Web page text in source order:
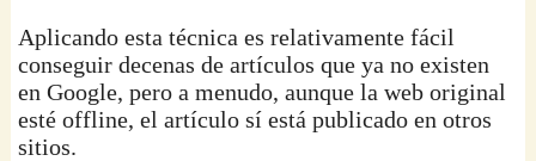
Aplicando esta técnica es relativamente fácil
conseguir decenas de artículos que ya no existen
en Google, pero a menudo, aunque la web original
esté offline, el artículo sí está publicado en otros
sitios.